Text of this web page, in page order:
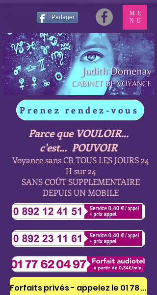
Partager
Prenez rendez-vous
Parce que VOULOIR...
c'est... POUVOIR
Voyance sans CB TOUS LES JOURS 24
H sur 24
SANS COÛT SUPPLEMENTAIRE
DEPUIS UN MOBILE
ME
NU
Forfaits privés - appelez le 01 78 41 53 51